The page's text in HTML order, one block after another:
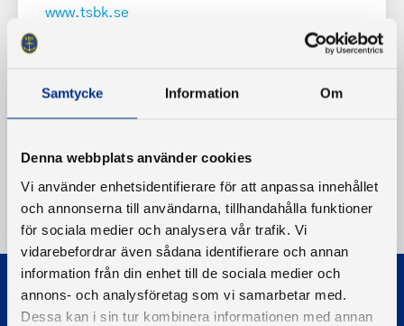
Samtycke Information Om
Denna webbplats använder cookies
Vi använder enhetsidentifierare för att anpassa innehållet
och annonserna till användarna, tillhandahålla funktioner
för sociala medier och analysera vår trafik. Vi
vidarebefordrar även sådana identifierare och annan
information från din enhet till de sociala medier och
annons- och analysföretag som vi samarbetar med.
Dessa kan i sin tur kombinera informationen med annan
www.tsbk.se